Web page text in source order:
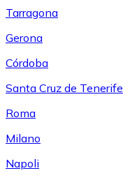
Tarragona
Gerona
Córdoba
Santa Cruz de Tenerife
Roma
Milano
Napoli